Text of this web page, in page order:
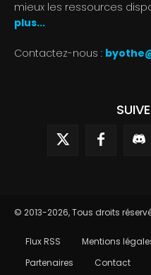
mieux les ressources
plus...
Contactez-nous :
© 2013-2026, Tous droits
Flux RSS Mentions
Partenaires
Contact